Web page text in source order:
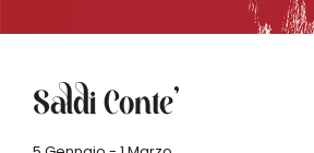
Saldi Conte’